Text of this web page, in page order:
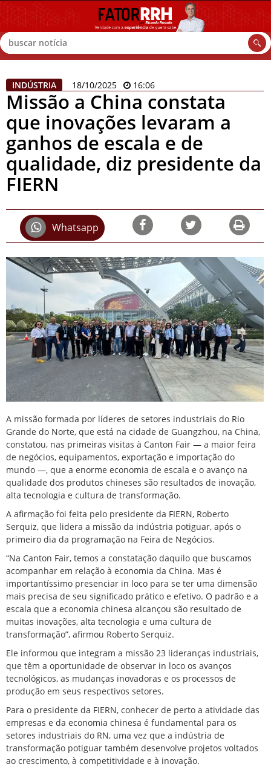
Buscar
INDÚSTRIA 18/10/2025 16:06
Missão a China constata
que inovações levaram a
ganhos de escala e de
qualidade, diz presidente da
FIERN
Whatsapp
A missão formada por líderes de setores industriais do Rio
Grande do Norte, que está na cidade de Guangzhou, na China,
constatou, nas primeiras visitas à Canton Fair — a maior feira
de negócios, equipamentos, exportação e importação do
mundo —, que a enorme economia de escala e o avanço na
qualidade dos produtos chineses são resultados de inovação,
alta tecnologia e cultura de transformação.
A afirmação foi feita pelo presidente da FIERN, Roberto
Serquiz, que lidera a missão da indústria potiguar, após o
primeiro dia da programação na Feira de Negócios.
“Na Canton Fair, temos a constatação daquilo que buscamos
acompanhar em relação à economia da China. Mas é
importantíssimo presenciar in loco para se ter uma dimensão
mais precisa de seu significado prático e efetivo. O padrão e a
escala que a economia chinesa alcançou são resultado de
muitas inovações, alta tecnologia e uma cultura de
transformação”, afirmou Roberto Serquiz.
Ele informou que integram a missão 23 lideranças industriais,
que têm a oportunidade de observar in loco os avanços
tecnológicos, as mudanças inovadoras e os processos de
produção em seus respectivos setores.
Para o presidente da FIERN, conhecer de perto a atividade das
empresas e da economia chinesa é fundamental para os
setores industriais do RN, uma vez que a indústria de
transformação potiguar também desenvolve projetos voltados
ao crescimento, à competitividade e à inovação.